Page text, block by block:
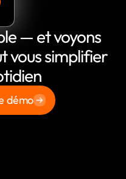
— et voyons
vous simplifier
démo